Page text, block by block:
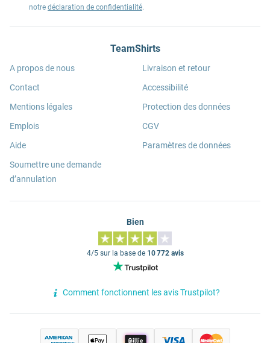
notre déclaration de confidentialité.
TeamShirts
A propos de nous
Contact
Mentions légales
Emplois
Aide
Soumettre une demande
d’annulation
Livraison et retour
Accessibilité
Protection des données
CGV
Paramètres de données
Bien
4/5 sur la base de 10 772 avis
Comment fonctionnent les avis Trustpilot?